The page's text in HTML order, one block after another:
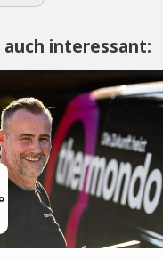
interessant: